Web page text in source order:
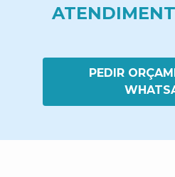
PEDIR